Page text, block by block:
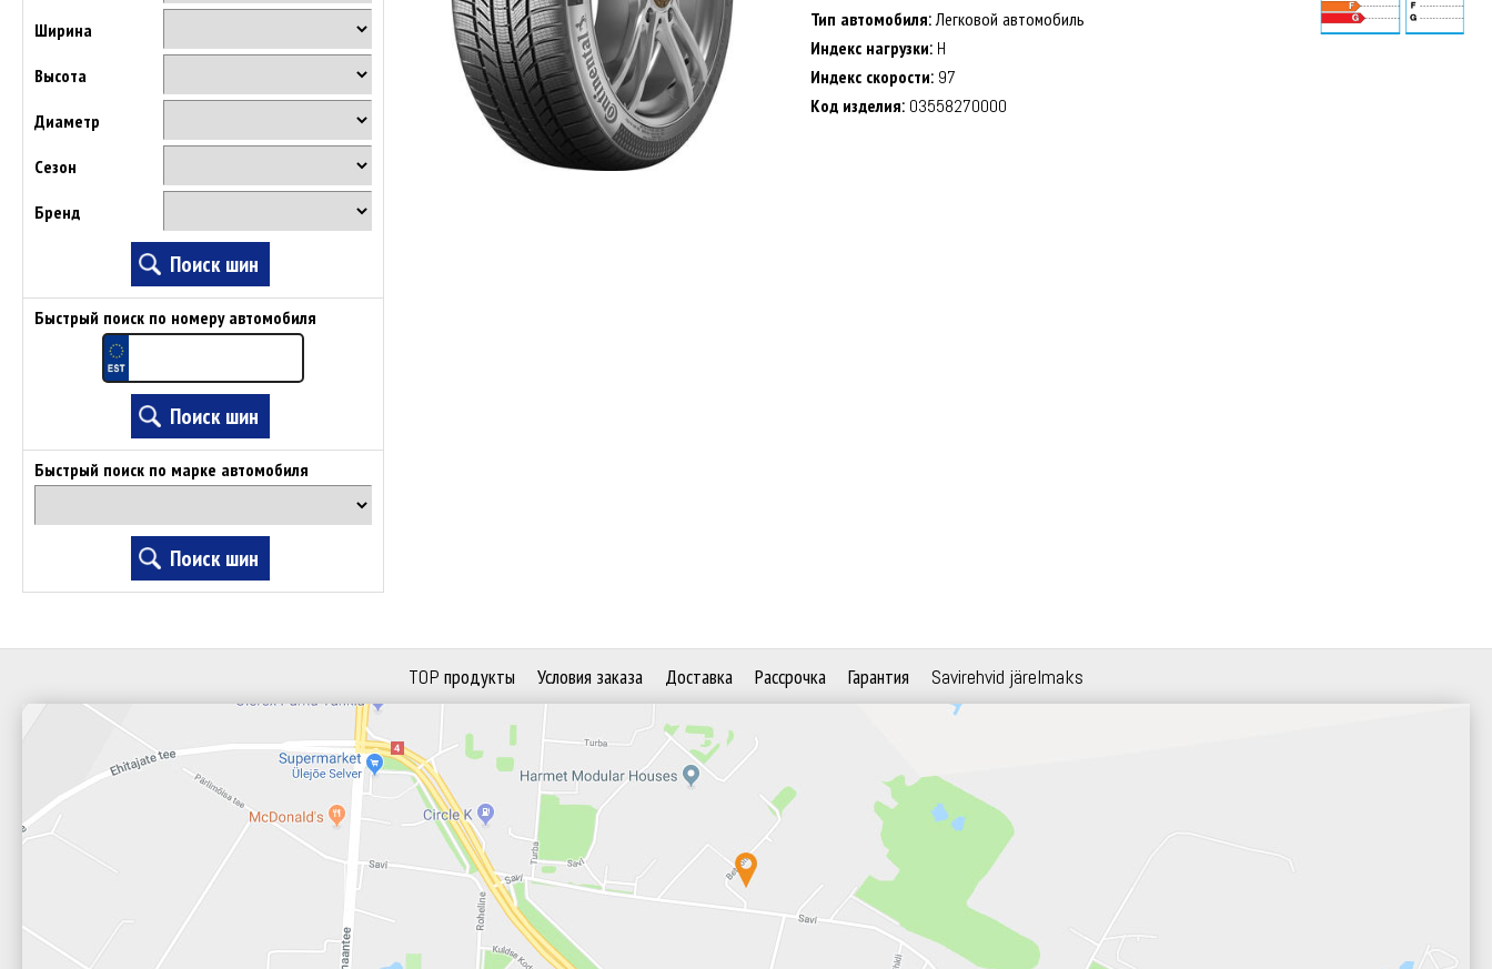
Ширина
Высота
Диаметр
Сезон
Бренд
Быстрый поиск по номеру автомобиля
Быстрый поиск по марке автомобиля
Тип автомобиля:Легковой автомобиль
Индекс нагрузки: H
Индекс скорости: 97
Код изделия: 03558270000
TOP продукты Условия заказа Доставка Рассрочка Гарантия Savirehvid järelmaks